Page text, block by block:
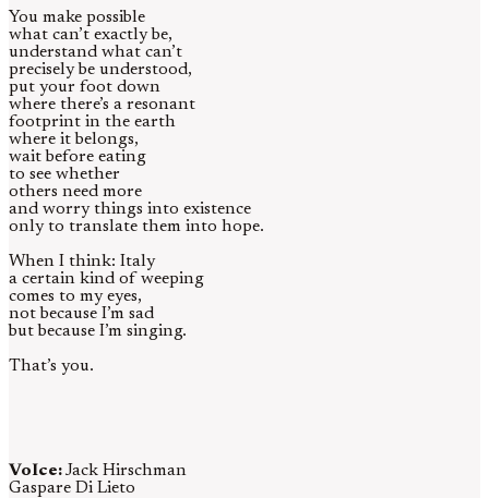
You make possible
what can’t exactly be,
understand what can’t
precisely be understood,
put your foot down
where there’s a resonant
footprint in the earth
where it belongs,
wait before eating
to see whether
others need more
and worry things into existence
only to translate them into hope.
When I think: Italy
a certain kind of weeping
comes to my eyes,
not because I’m sad
but because I’m singing.
That’s you.
VoIce:Jack Hirschman
Gaspare Di Lieto